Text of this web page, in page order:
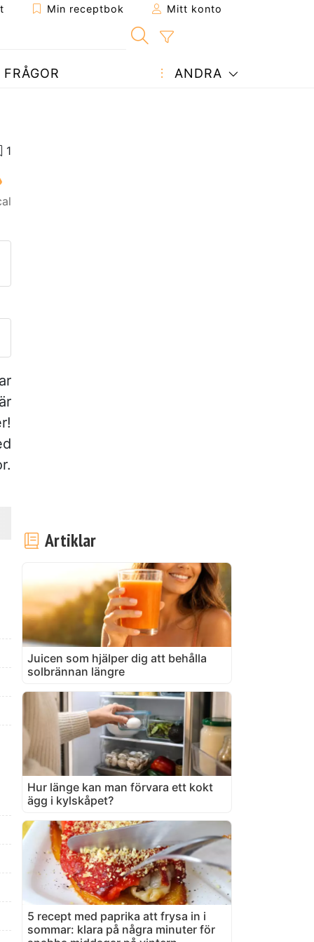
Min receptbok Mitt konto
FRÅGOR ANDRA
till en vän
sida
en fråga till författaren
upp ditt foto av detta
Artiklar
Juicen som hjälper dig att behålla
solbrännan längre
Hur länge kan man förvara ett kokt
ägg i kylskåpet?
5 recept med paprika att frysa in i
sommar: klara på några minuter för